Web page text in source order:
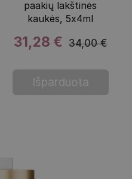
paakių lakštinės
kaukės, 5x4ml
31,28 € 34,00 €
Išparduota